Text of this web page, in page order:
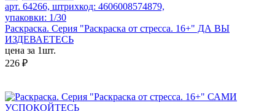
арт. 64266, штрихкод: 4606008574879,
упаковки: 1/30
Раскраска. Серия "Раскраска от стресса. 16+" ДА ВЫ
ИЗДЕВАЕТЕСЬ
цена за 1шт.
226 ₽